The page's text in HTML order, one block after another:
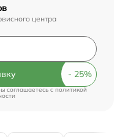
центра
соглашаетесь cполитикой